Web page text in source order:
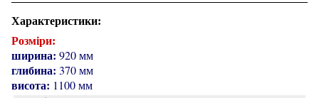
Характеристики:
Розміри:
ширина: 920 мм
глибина: 370 мм
висота: 1100 мм